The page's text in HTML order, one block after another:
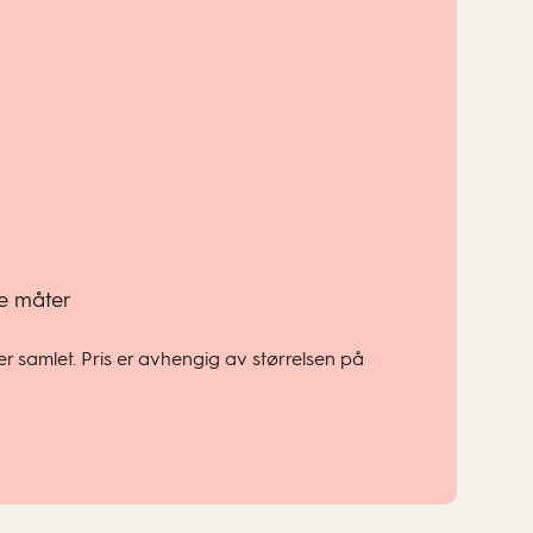
måter
samlet. Pris er avhengig av størrelsen på